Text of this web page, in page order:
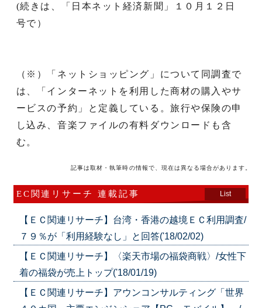
(続きは、「日本ネット経済新聞」１０月１２日
号で）
（※）「ネットショッピング」について同調査で
は、「インターネットを利用した商材の購入やサ
ービスの予約」と定義している。旅行や保険の申
し込み、音楽ファイルの有料ダウンロードも含
む。
記事は取材・執筆時の情報で、現在は異なる場合があります。
EC関連リサーチ 連載記事 List
【ＥＣ関連リサーチ】台湾・香港の越境ＥＣ利用調査/
７９％が「利用経験なし」と回答('18/02/02)
【ＥＣ関連リサーチ】〈楽天市場の福袋商戦〉/女性下
着の福袋が売上トップ('18/01/19)
【ＥＣ関連リサーチ】アウンコンサルティング「世界